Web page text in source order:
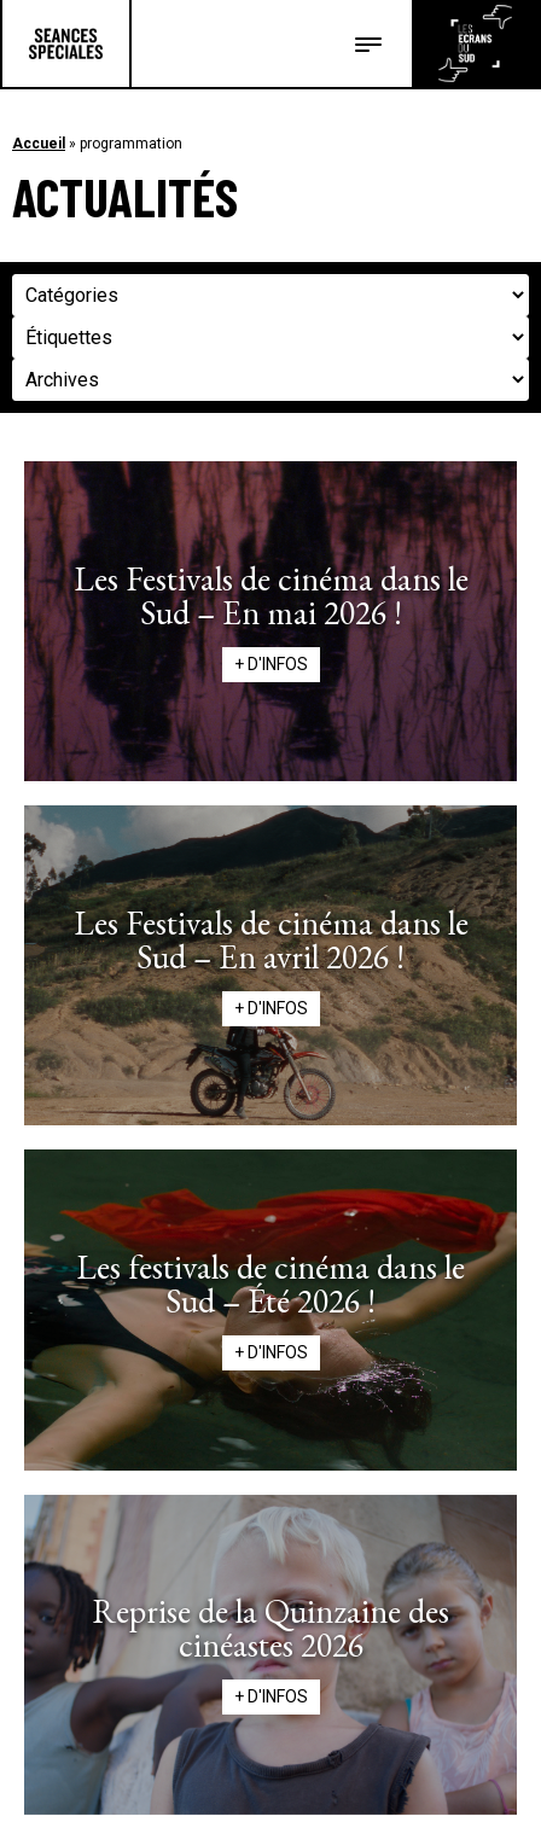
Les articles
Accueil » programmation
ACTUALITÉS
Les Festivals de cinéma dans le
Sud – En mai 2026 !
+ D'INFOS
Les Festivals de cinéma dans le
Sud – En avril 2026 !
+ D'INFOS
Les festivals de cinéma dans le
Sud – Été 2026 !
+ D'INFOS
Reprise de la Quinzaine des
cinéastes 2026
+ D'INFOS